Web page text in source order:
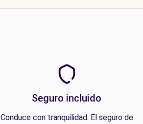
Seguro incluido
Conduce con tranquilidad. El seguro de